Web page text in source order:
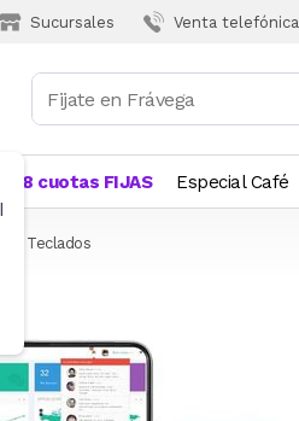
Sucursales Venta telefónica
18 cuotas FIJAS Especial Café
Teclados